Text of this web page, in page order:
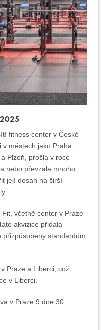
fitness center v České
městech jako Praha,
Plzeň, prošla v roce
nebo převzala mnoho
její dosah na širší
včetně center v Praze
akvizice přidala
přizpůsobeny standardům
Praze a Liberci, což
v Liberci.
v Praze 9 dne 30.